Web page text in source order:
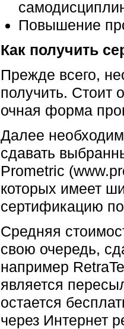
Повышение
Как получить
Прежде всего,
получить. Стоит
очная форма
Далее
сдавать
Prometric
которых имеет
сертификацию
Средняя
свою очередь,
например
является
остается
через Интернет